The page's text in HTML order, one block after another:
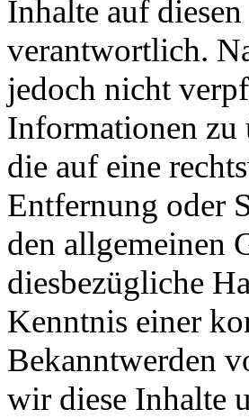
Inhalte auf
verantwortlich.
jedoch nicht
Informationen zu
die auf eine
Entfernung oder
den allgemeinen
diesbezügliche
Kenntnis einer
Bekanntwerden
wir diese Inhalte